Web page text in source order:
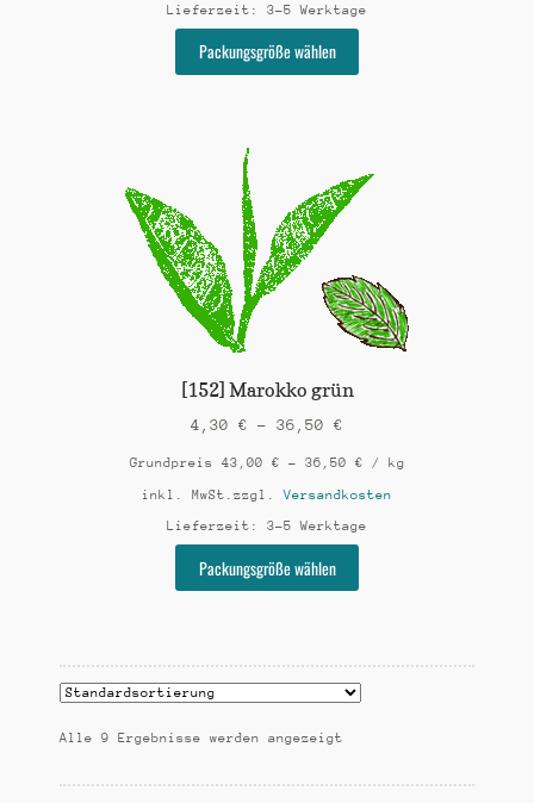
Lieferzeit: 3-5 Werktage
Packungsgröße wählen
auf.
Die
auf
der
Produktseite
gewählt
[152] Marokko grün
4,30 € – 36,50 €
Grundpreis 43,00 € – 36,50 € / kg
inkl. MwSt. zzgl.Versandkosten
Lieferzeit: 3-5 Werktage
Packungsgröße wählen
Varianten
auf.
auf
Alle 9 Ergebnisse werden angezeigt